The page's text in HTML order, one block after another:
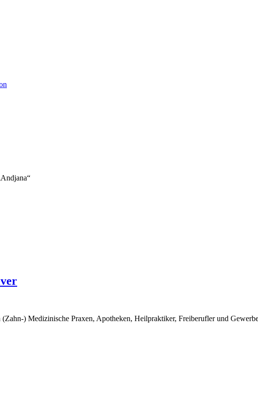
) Medizinische Praxen, Apotheken, Heilpraktiker, Freiberufler und